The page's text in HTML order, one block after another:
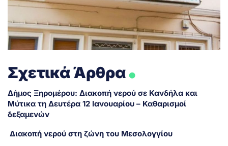
Σχετικά Άρθρα.
Δήμος Ξηρομέρου: Διακοπή νερού σε Κανδήλα και
Μύτικα τη Δευτέρα 12 Ιανουαρίου – Καθαρισμοί
δεξαμενών
Διακοπή νερού στη ζώνη του Μεσολογγίου